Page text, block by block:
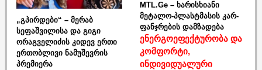
„გპირდები“ – მერაბ
სეფაშვილისა და გიგი
ორაგველიძის კიდევ ერთი
ერთობლივი ნამუშევრის
პრემიერა
MTL.Ge – ხარისხიანი
მეტალო-პლასტმასის კარ-
ფანჯრების დამზადება
ენერგოეფექტურობა და
კომფორტი,
ინდივიდუალური